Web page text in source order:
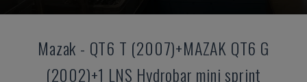
Mazak - QT6 T (2007)+MAZAK QT6 G
(2002)+1 LNS Hydrobar mini sprint